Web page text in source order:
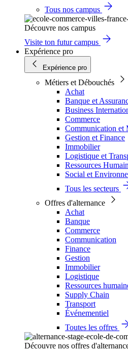
Tous nos campus
Découvre nos campus
Visite ton futur campus
Expérience pro
Expérience pro
Métiers et Débouchés
Achat
Banque et
Business
Commerce
Communication et
Gestion et Finance
Immobilier
Logistique et
Ressources
Social et
Tous les secteurs
Offres d'alternance
Achat
Banque
Commerce
Communication
Finance
Gestion
Immobilier
Logistique
Ressources
Supply Chain
Transport
Événementiel
Toutes les offres
Découvre nos offres